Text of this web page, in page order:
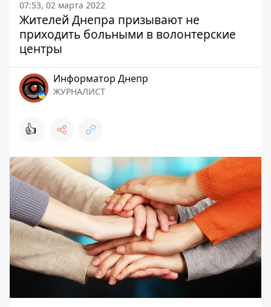
07:53, 02 марта 2022
Жителей Днепра призывают не
приходить больными в волонтерские
центры
Информатор Днепр
ЖУРНАЛИСТ
👍